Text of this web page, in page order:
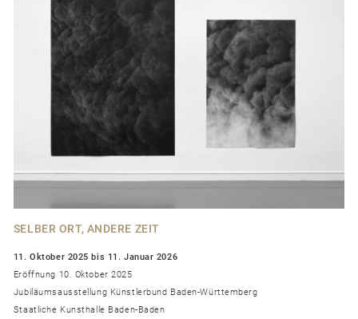
SELBER ORT, ANDERE ZEIT
11. Oktober 2025 bis 11. Januar 2026
Eröffnung 10. Oktober 2025
Jubiläumsausstellung Künstlerbund Baden-Württemberg
Staatliche Kunsthalle Baden-Baden